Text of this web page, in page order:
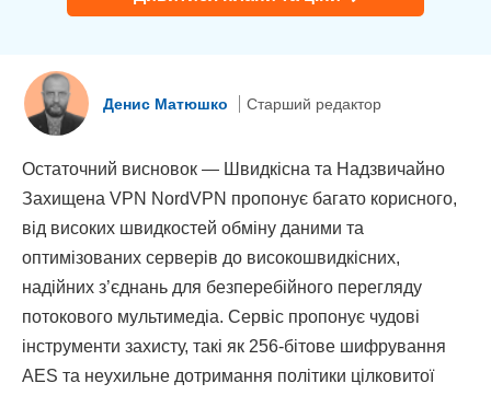
Денис Матюшко Старший редактор
Остаточний висновок — Швидкісна та Надзвичайно
Захищена VPN NordVPN пропонує багато корисного,
від високих швидкостей обміну даними та
оптимізованих серверів до високошвидкісних,
надійних з’єднань для безперебійного перегляду
потокового мультимедіа. Сервіс пропонує чудові
інструменти захисту, такі як 256-бітове шифрування
AES та неухильне дотримання політики цілковитої